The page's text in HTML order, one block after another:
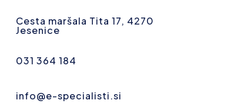
Cesta maršala Tita 17, 4270
Jesenice
031 364 184
info@e-specialisti.si